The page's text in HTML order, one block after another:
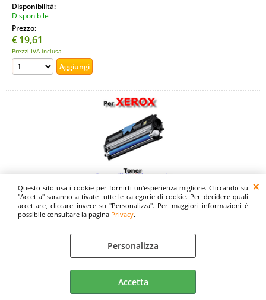
Questo sito usa i cookie per fornirti un'esperienza migliore. Cliccando su
"Accetta" saranno attivate tutte le categorie di cookie. Per decidere quali
accettare, cliccare invece su "Personalizza". Per maggiori informazioni è
possibile consultare la pagina Privacy.
Personalizza
Accetta
Disponibilità:
Disponibile
Prezzo:
€19,61
Prezzi IVA inclusa
Toner 106R01466 Ciano Compatibile/Rigenerato per
Xerox Phaser 6121MFP
Cod. art.:
Attenzione Offerta Valida Solo Con La Spedizione
Dell'OggettoCompatibile con:Xerox Phaser 6121MFPMade in